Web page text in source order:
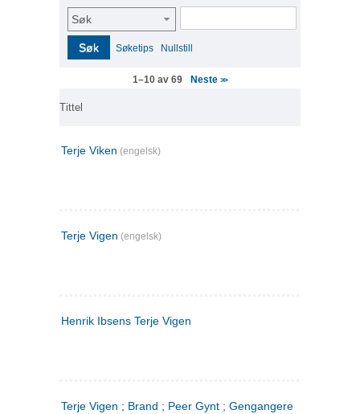
Søk
Søk Søketips Nullstill
1–10 av 69 Neste>>
Tittel
Terje Viken (engelsk)
Terje Vigen (engelsk)
Henrik Ibsens Terje Vigen
Terje Vigen ; Brand ; Peer Gynt ; Gengangere